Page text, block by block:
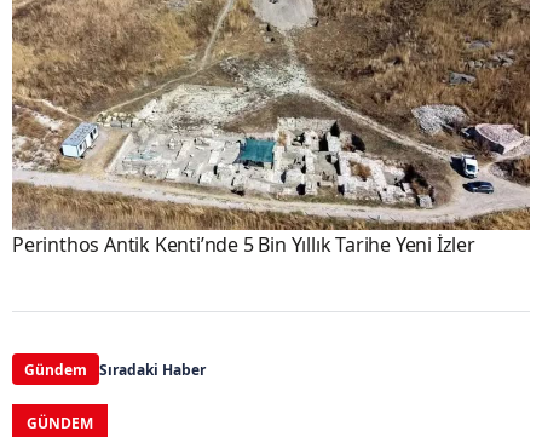
Perinthos Antik Kenti’nde 5 Bin Yıllık Tarihe Yeni İzler
Gündem Sıradaki Haber
GÜNDEM